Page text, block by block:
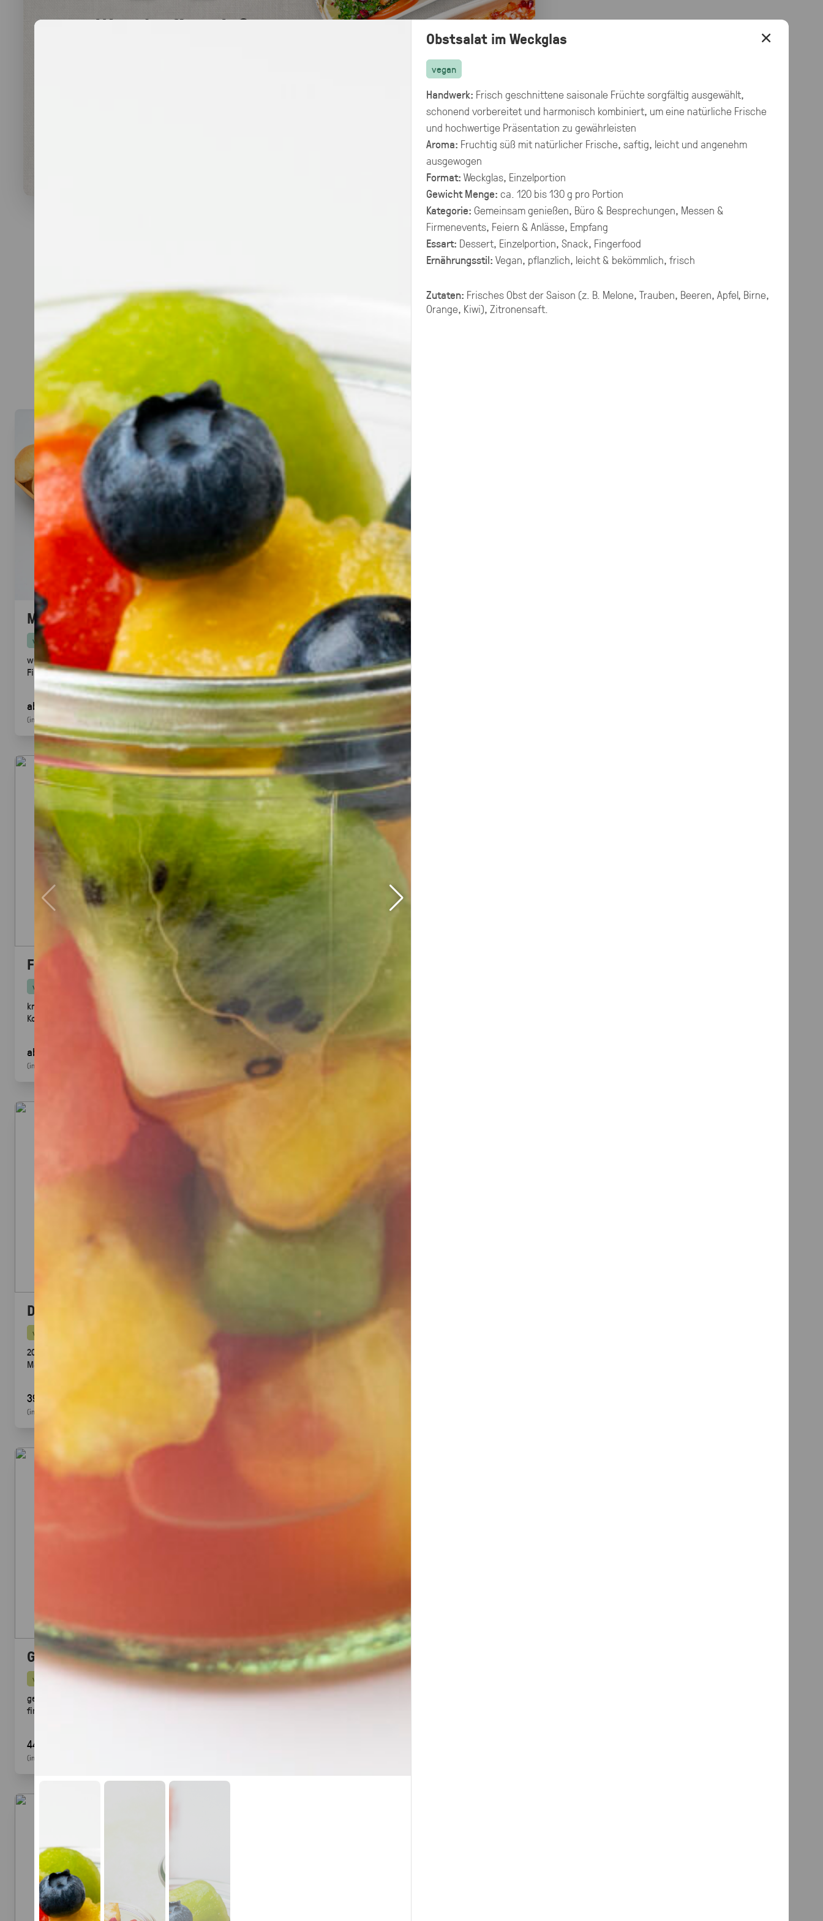
×
Obstsalat im Weckglas
vegan
Handwerk: Frisch geschnittene saisonale Früchte sorgfältig ausgewählt,
schonend vorbereitet und harmonisch kombiniert, um eine natürliche Frische
und hochwertige Präsentation zu gewährleisten
Aroma: Fruchtig süß mit natürlicher Frische, saftig, leicht und angenehm
ausgewogen
Format: Weckglas, Einzelportion
Gewicht Menge: ca. 120 bis 130 g pro Portion
Kategorie: Gemeinsam genießen, Büro & Besprechungen, Messen &
Firmenevents, Feiern & Anlässe, Empfang
Essart: Dessert, Einzelportion, Snack, Fingerfood
Ernährungsstil: Vegan, pflanzlich, leicht & bekömmlich, frisch
Zutaten: Frisches Obst der Saison (z. B. Melone, Trauben, Beeren, Apfel, Birne,
Orange, Kiwi), Zitronensaft.
Was darf’s sein?
Preisangaben in:
Brutto
Netto
CATERING PLATTEN
Hier kannst du dir dein Catering selbst zusammenstellen.
Beispiel: bei 20 Personen reichen ungefähr 10-11 XL-Platten.
Denk an eine gute Mischung aus mehreren Platten Brot,
Aufstriche, Salate, Fingerfood.
Mini Pitabrot
vegan
weicher Hefeteig · ideal zum füllen, dippen & teilen.
Fingerfood· für Mezze & Buffets
ab 17,00 € Stück
(inkl. MwSt.)
Mini Falafel Bites
vegan
100 % Kichererbsen, fein gewürzt, mit cremigem Tahini.
pflanzlich · ideal für Events & Buffets
19,90 € für 1Platten
(inkl. MwSt.)
Falafel mit Tahini
vegan
knusprige Falafel aus Kichererbsen mit frischem
Koriander & Tahini.
· ideal für Mezze &
ab 25,00 € Stück
(inkl. MwSt.)
vegetarisch
Falafel und Halloumi mit zwei Soßen · kräftig,
handgemacht, zum teilen.
Veranstaltungen
Dubai Halloumi Platte (20 Stück)
vegetarisch
20 knusprige Halloumi Sticks im Fadenteig mit Honig
Mascarpone Dip
39,90 €
(inkl. MwSt.)
Halloumi Pesto Fries
vegetarisch
knusprige Halloumi Fries mit Basilikum Pesto ·
Gegrillte Halloumi Veggie (24 Stück)
vegetarisch
gegrillter Halloumi mit mediterranem Gemüse ·
fingerfood
44,90 €
(inkl. MwSt.)
Asiatische Brokkoli Platte
gegrillter Brokkoli und Champignons in asiatischer